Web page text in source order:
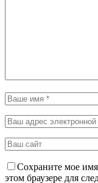
Сохраните мое
этом браузере для